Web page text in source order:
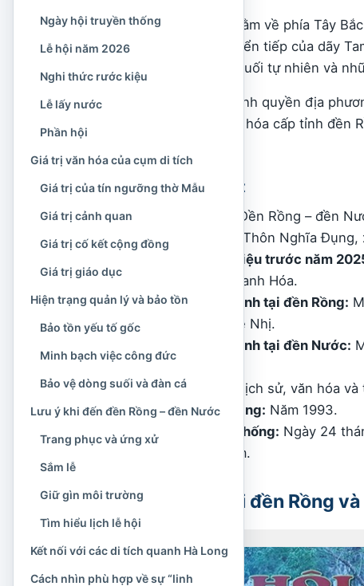
Khu vực Nghĩa Đụng nằm về phía Tây
thuộc không gian chuyển tiếp của dãy
đá, rừng cây, các khe suối tự nhiên và
Theo thông tin của chính quyền địa
Khu di tích lịch sử, văn hóa cấp tỉnh đền
Thông tin khái quát
Đền Rồng – đền
Địa chỉ hiện nay:
Thôn Nghĩa Đụng,
Địa chỉ trong tài liệu trước năm
Hà Trung, tỉnh Thanh Hóa.
Đối tượng thờ chính tại đền Rồng:
Mẫu hoặc Mẫu Đệ Nhị.
Đối tượng thờ chính tại đền Nước:
Mẫu Đệ Tam
Loại hình:
Di tích lịch sử, văn hóa
Thời điểm xếp hạng: Năm 1993.
Ngày hội truyền thống: Ngày 24
đổi theo từng năm.
Vì sao có tên gọi đền Rồng
Ngày hội truyền thống
Lễ hội năm 2026
Nghi thức rước kiệu
Lễ lấy nước
Phần hội
Giá trị văn hóa của cụm di tích
Giá trị của tín ngưỡng thờ Mẫu
Giá trị cảnh quan
Giá trị cố kết cộng đồng
Giá trị giáo dục
Hiện trạng quản lý và bảo tồn
Bảo tồn yếu tố gốc
Minh bạch việc công đức
Bảo vệ dòng suối và đàn cá
Lưu ý khi đến đền Rồng – đền Nước
Trang phục và ứng xử
Sắm lễ
Giữ gìn môi trường
Tìm hiểu lịch lễ hội
Kết nối với các di tích quanh Hà Long
Cách nhìn phù hợp về sự “linh